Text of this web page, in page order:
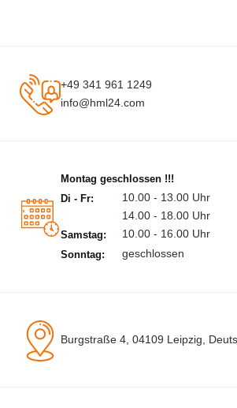
+49 341 961 1249
info@hml24.com
Montag geschlossen !!!
Di - Fr:
10.00 - 13.00 Uhr
14.00 - 18.00 Uhr
Samstag: 10.00 - 16.00 Uhr
Sonntag: geschlossen
Burgstraße 4, 04109 Leipzig,